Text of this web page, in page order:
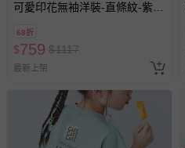
可愛印花無袖洋裝-直條紋-紫綠
68折
$759 $1117
最新上架